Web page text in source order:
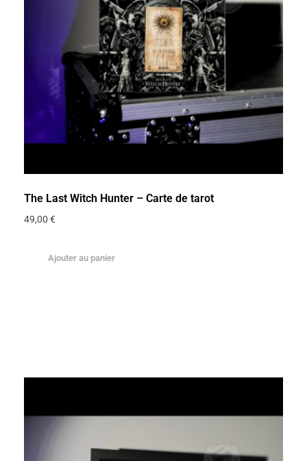
The Last Witch Hunter – Carte de tarot
49,00 €
Ajouter au panier